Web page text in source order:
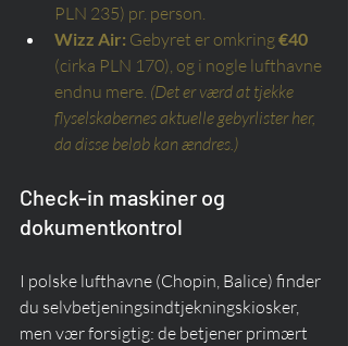
PLN 235) pr. person.
Wizz Air: Gebyret er omkring€40
(cirka PLN 170), og i nogle lufthavne
endnu mere. (Det er værd at tjekke
flyselskabernes aktuelle gebyrlister her,
da disse beløb kan ændres.)
Check-in maskiner og
dokumentkontrol
I polske lufthavne (Chopin, Balice) finder
du selvbetjeningsindtjekningskiosker,
men vær forsigtig: de betjener primært